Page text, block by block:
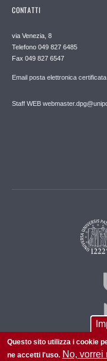
CONTATTI
via Venezia, 8
Telefono 049 827 6485
Fax 049 827 6547
Email posta elettronica
Staff WEB
Questo sito utilizza i cookie
ne accetti l'uso. No, vorrei